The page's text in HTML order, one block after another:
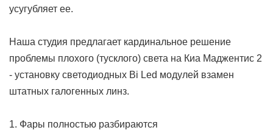
усугубляет ее.
Наша студия предлагает кардинальное решение
проблемы плохого (тусклого) света на Киа Маджентис 2
- установку светодиодных Bi Led модулей взамен
штатных галогенных линз.
1. Фары полностью разбираются